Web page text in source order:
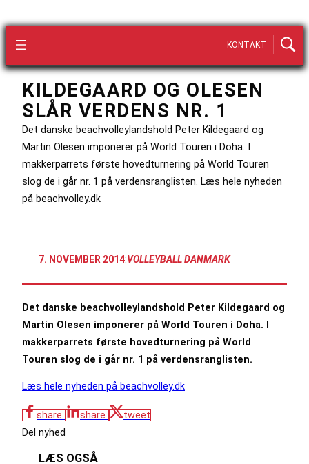
KONTAKT
KILDEGAARD OG OLESEN
SLÅR VERDENS NR. 1
Det danske beachvolleylandshold Peter Kildegaard og
Martin Olesen imponerer på World Touren i Doha. I
makkerparrets første hovedturnering på World Touren
slog de i går nr. 1 på verdensranglisten. Læs hele nyheden
på beachvolley.dk
7. NOVEMBER 2014:VOLLEYBALL DANMARK
Det danske beachvolleylandshold Peter Kildegaard og
Martin Olesen imponerer på World Touren i Doha. I
makkerparrets første hovedturnering på World
Touren slog de i går nr. 1 på verdensranglisten.
Læs hele nyheden på beachvolley.dk
share share
tweet
Del nyhed
LÆS OGSÅ